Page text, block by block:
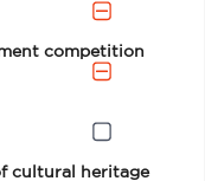
competition
cultural heritage